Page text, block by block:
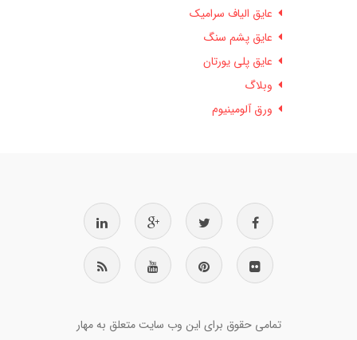
عایق الیاف سرامیک
عایق پشم سنگ
عایق پلی یورتان
وبلاگ
ورق آلومینیوم
تمامی حقوق برای این وب سایت متعلق به مهار